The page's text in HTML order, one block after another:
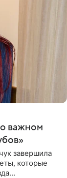
важном
завершила
которые